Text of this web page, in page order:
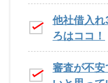
他社借入れ
ろはココ！
審査が不